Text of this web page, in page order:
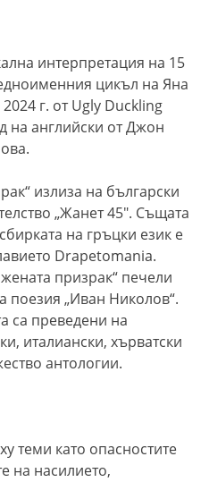
интерпретация на 15
цикъл на Яна
г. от Ugly Duckling
на английски от Джон
излиза на български
„Жанет 45″. Същата
на гръцки език е
Drapetomania.
призрак“ печели
поезия „Иван Николов“.
са преведени на
италиански, хърватски
антологии.
теми като опасностите
на насилието,